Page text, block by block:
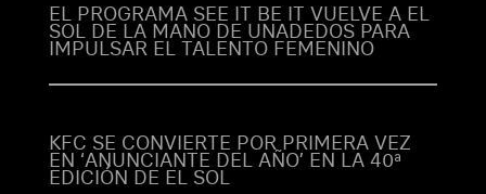
EL PROGRAMA SEE IT BE IT VUELVE A EL
SOL DE LA MANO DE UNADEDOS PARA
IMPULSAR EL TALENTO FEMENINO
KFC SE CONVIERTE POR PRIMERA VEZ
EN ‘ANUNCIANTE DEL AÑO’ EN LA 40ª
EDICIÓN DE EL SOL